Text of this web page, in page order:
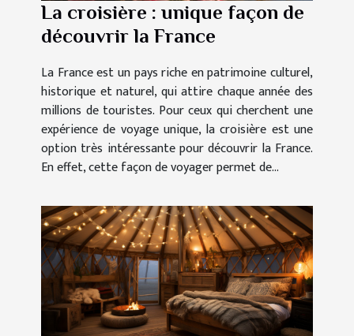
La croisière : unique façon de
découvrir la France
La France est un pays riche en patrimoine culturel,
historique et naturel, qui attire chaque année des
millions de touristes. Pour ceux qui cherchent une
expérience de voyage unique, la croisière est une
option très intéressante pour découvrir la France.
En effet, cette façon de voyager permet de...